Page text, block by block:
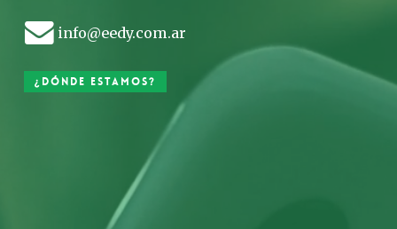
info@eedy.com.ar
¿Dónde estamos?